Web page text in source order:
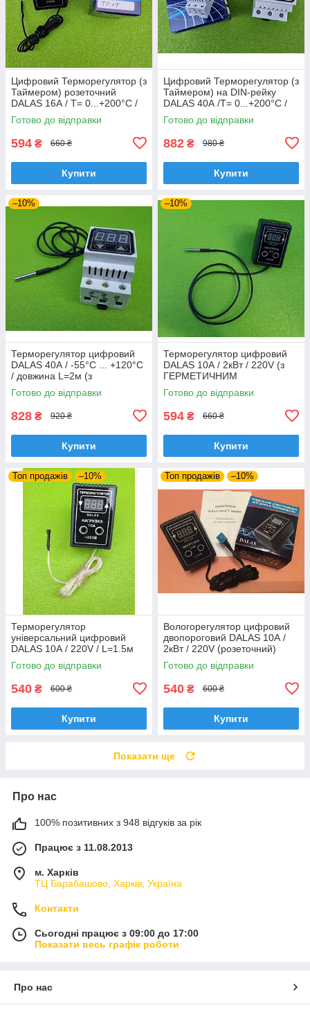
Цифровий Терморегулятор (з
Таймером) розеточний
DALAS 16А / Т= 0...+200°С /
220V / L=1,5м до автоклава,
дистилятора, стерилізатора
Готово до відправки
594 ₴ 660 ₴
Купити
Цифровий Терморегулятор (з
Таймером) на DIN-рейку
DALAS 40А /Т= 0...+200°С /
220V /L=1,5м до автоклава,
дистилятора, стерилізатора
Готово до відправки
882 ₴ 980 ₴
Купити
–10%
Терморегулятор цифровий
DALAS 40А / -55°С ... +120°С
/ довжина L=2м (з
ГЕРМЕТИЧНИМ
термодатчиком) на DIN-рейку
Готово до відправки
828 ₴ 920 ₴
Купити
–10%
Терморегулятор цифровий
DALAS 10А / 2кВт / 220V (з
ГЕРМЕТИЧНИМ
термодатчиком
Lдовжина=2м) розеточний
Готово до відправки
594 ₴ 660 ₴
Купити
Топ продажів –10%
Терморегулятор
універсальний цифровий
DALAS 10А / 220V / L=1.5м
(побутовий, інкубаторний)
"під розетку"
Готово до відправки
540 ₴ 600 ₴
Купити
Топ продажів –10%
Вологорегулятор цифровий
двопороговий DALAS 10А /
2кВт / 220V (розеточний)
Готово до відправки
540 ₴ 600 ₴
Купити
Показати ще
Про нас
100% позитивних з 948 відгуків за рік
Працює з 11.08.2013
м. Харків
ТЦ Барабашово, Харків, Україна
Контакти
Сьогодні працює з 09:00 до 17:00
Показати весь графік роботи
Про нас